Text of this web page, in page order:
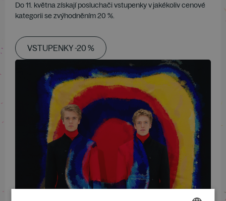
Do 11. května získají posluchači vstupenky v jakékoliv cenové
kategorii se zvýhodněním 20 %.
VSTUPENKY -20 %